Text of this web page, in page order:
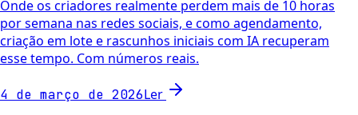
Onde os criadores realmente perdem mais de 10 horas
por semana nas redes sociais, e como agendamento,
criação em lote e rascunhos iniciais com IA recuperam
esse tempo. Com números reais.
4 de março de 2026Ler